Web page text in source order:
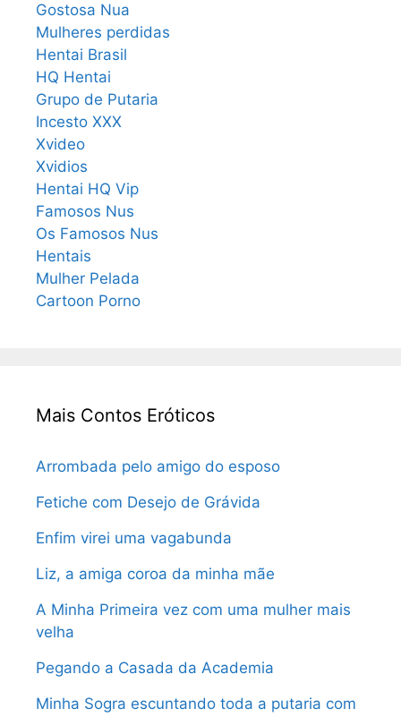
Gostosa Nua
Mulheres perdidas
Hentai Brasil
HQ Hentai
Grupo de Putaria
Incesto XXX
Xvideo
Xvidios
Hentai HQ Vip
Famosos Nus
Os Famosos Nus
Hentais
Mulher Pelada
Cartoon Porno
Mais Contos Eróticos
Arrombada pelo amigo do esposo
Fetiche com Desejo de Grávida
Enfim virei uma vagabunda
Liz, a amiga coroa da minha mãe
A Minha Primeira vez com uma mulher mais
velha
Pegando a Casada da Academia
Minha Sogra escuntando toda a putaria com